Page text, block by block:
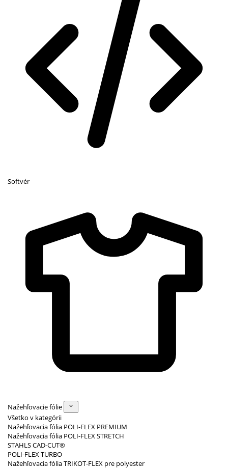
Softvér
Nažehľovacie fólie
Všetko v kategórii
Nažehľovacia fólia POLI-FLEX PREMIUM
Nažehľovacia fólia POLI-FLEX STRETCH
STAHLS CAD-CUT®
POLI-FLEX TURBO
Nažehľovacia fólia TRIKOT-FLEX pre polyester